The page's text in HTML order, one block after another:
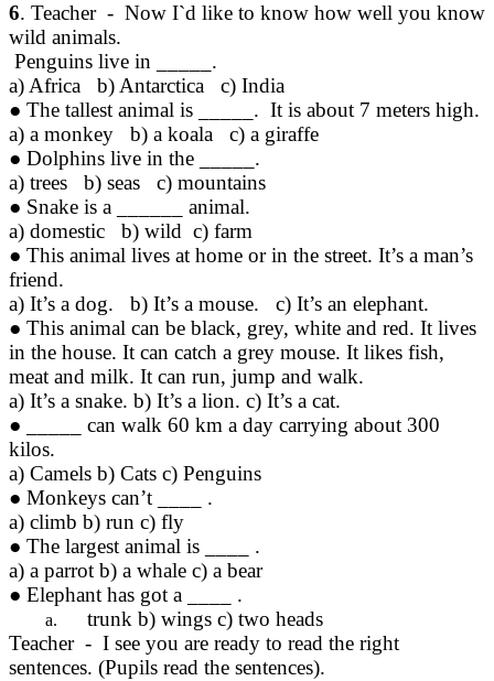
6. Teacher - Now I`d like to know how well you know
wild animals.
Penguins live in _____.
a) Africa b) Antarctica c) India
● The tallest animal is _____. It is about 7 meters high.
a) a monkey b) a koala c) a giraffe
● Dolphins live in the _____.
a) trees b) seas c) mountains
● Snake is a ______ animal.
a) domestic b) wild c) farm
● This animal lives at home or in the street. It’s a man’s
friend.
a) It’s a dog. b) It’s a mouse. c) It’s an elephant.
● This animal can be black, grey, white and red. It lives
in the house. It can catch a grey mouse. It likes fish,
meat and milk. It can run, jump and walk.
a) It’s a snake. b) It’s a lion. c) It’s a cat.
● _____ can walk 60 km a day carrying about 300
kilos.
a) Camels b) Cats c) Penguins
● Monkeys can’t ____ .
a) climb b) run c) fly
● The largest animal is ____ .
a) a parrot b) a whale c) a bear
● Elephant has got a ____ .
trunk b) wings c) two heads
Teacher - I see you are ready to read the right
sentences. (Pupils read the sentences).